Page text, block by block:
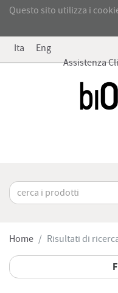
Questo sito utilizza i
Ita
Eng
Assistenza
Home Risultati di